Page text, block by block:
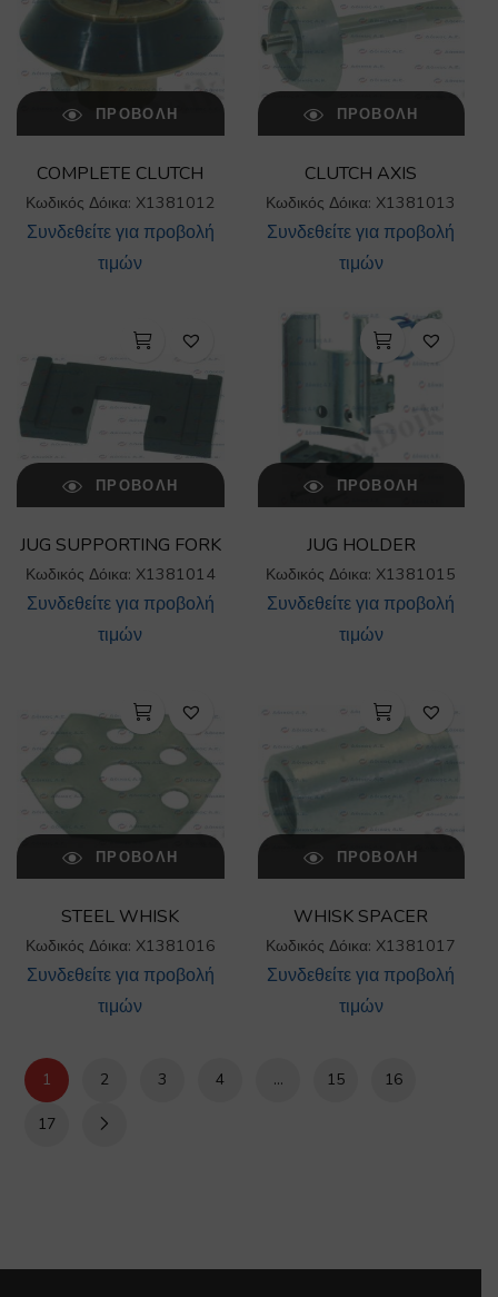
ΠΡΟΒΟΛΉ
COMPLETE CLUTCH
Κωδικός Δόικα: X1381012
Συνδεθείτε για προβολή
τιμών
ΠΡΟΒΟΛΉ
CLUTCH AXIS
Κωδικός Δόικα: X1381013
Συνδεθείτε για προβολή
τιμών
ΠΡΟΒΟΛΉ
JUG SUPPORTING FORK
Κωδικός Δόικα: X1381014
Συνδεθείτε για προβολή
τιμών
ΠΡΟΒΟΛΉ
JUG HOLDER
Κωδικός Δόικα: X1381015
Συνδεθείτε για προβολή
τιμών
ΠΡΟΒΟΛΉ
STEEL WHISK
Κωδικός Δόικα: X1381016
Συνδεθείτε για προβολή
τιμών
ΠΡΟΒΟΛΉ
WHISK SPACER
Κωδικός Δόικα: X1381017
Συνδεθείτε για προβολή
τιμών
1 2 3 4 … 15 16
17